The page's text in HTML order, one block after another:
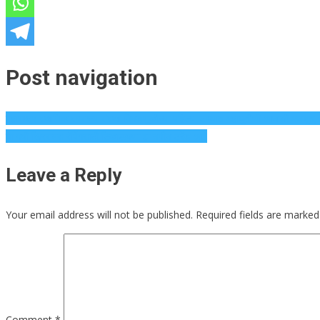
Post navigation
Leave a Reply
Your email address will not be published. Required fields are marked